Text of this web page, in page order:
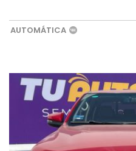
AUTOMÁTICA